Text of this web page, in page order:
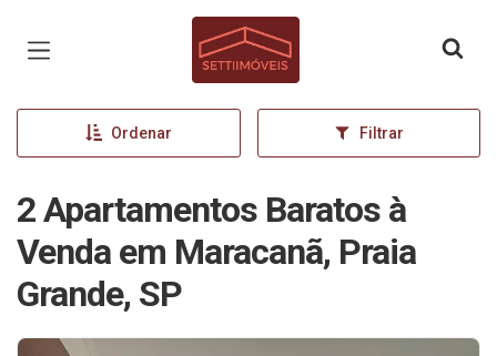
Página inicial
Ordenar Filtrar
2 Apartamentos Baratos à
Venda em Maracanã, Praia
Grande, SP